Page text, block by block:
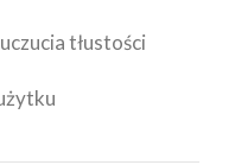
tłustości